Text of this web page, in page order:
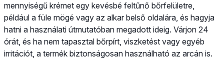
mennyiségű krémet egy kevésbé feltűnő bőrfelületre,
például a füle mögé vagy az alkar belső oldalára, és hagyja
hatni a használati útmutatóban megadott ideig. Várjon 24
órát, és ha nem tapasztal bőrpírt, viszketést vagy egyéb
irritációt, a termék biztonságosan használható az arcán is.